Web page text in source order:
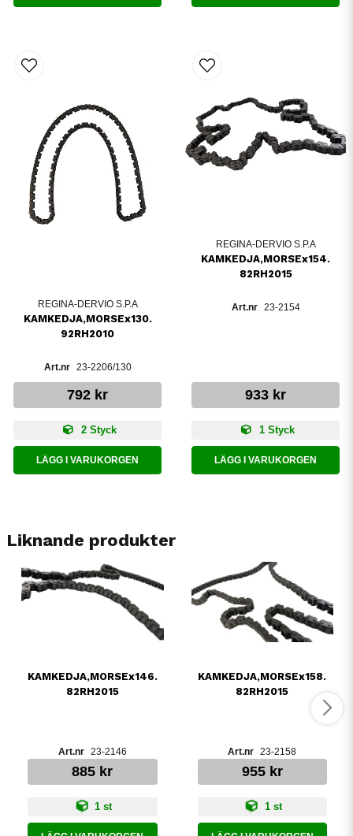
REGINA-DERVIO S.P.A
KAMKEDJA,MORSEx130.
92RH2010
23-2206/130
792 kr
2 Styck
LÄGG I VARUKORGEN
REGINA-DERVIO S.P.A
KAMKEDJA,MORSEx154.
82RH2015
23-2154
933 kr
1 Styck
LÄGG I VARUKORGEN
Liknande produkter
KAMKEDJA,MORSEx146.
82RH2015
23-2146
885 kr
1 st
KAMKEDJA,MORSEx158.
82RH2015
23-2158
955 kr
1 st